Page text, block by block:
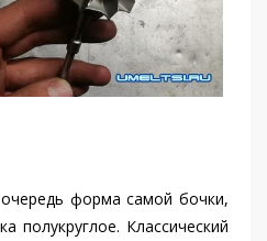
форма самой бочки,
полукруглое. Классический